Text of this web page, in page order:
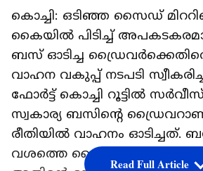
കൊച്ചി: ഒടിഞ്ഞ സൈഡ്
കൈയിൽ പിടിച്ച്
ബസ് ഓടിച്ച
വാഹന വകുപ്പ് നടപടി
ഫോർട്ട് കൊച്ചി റൂട്ടിൽ
സ്വകാര്യ ബസിന്റെ ഡ്രൈവറാണ്
രീതിയിൽ വാഹനം ഓടിച്ചത്.
വശത്തെ സൈഡ് മിറർ
Read Full Article